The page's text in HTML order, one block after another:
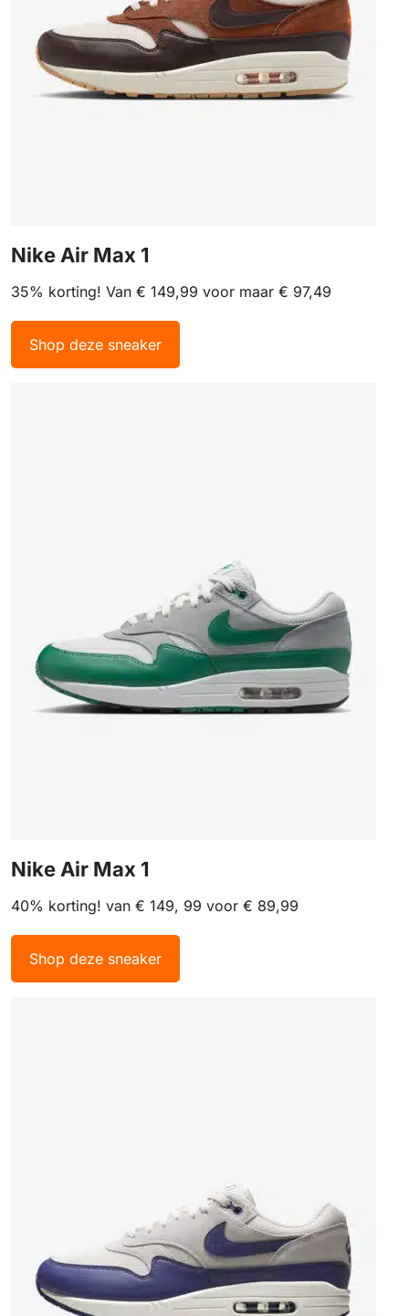
Nike Air Max 1
35% korting! Van € 149,99 voor maar € 97,49
Shop deze sneaker
Nike Air Max 1
40% korting! van € 149, 99 voor € 89,99
Shop deze sneaker